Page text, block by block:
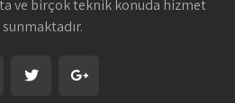
ve birçok teknik konuda hizmet
sunmaktadır.